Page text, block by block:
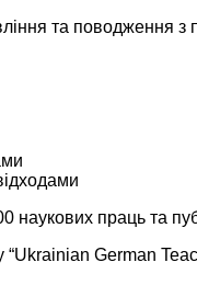
та поводження з
праць та
“Ukrainian German